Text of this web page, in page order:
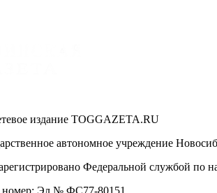
издание TOGGAZETA.RU
автономное учреждение
Федеральной службой по
номер: Эл № ФС77-80151